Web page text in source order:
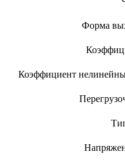
Форма
Коэффициент